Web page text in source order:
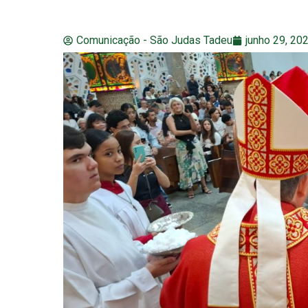
Comunicação - São Judas Tadeu junho 29,